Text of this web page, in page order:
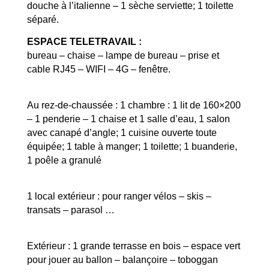
douche à l’italienne – 1 sèche serviette; 1 toilette
séparé.
ESPACE TELETRAVAIL :
bureau – chaise – lampe de bureau – prise et
cable RJ45 – WIFI – 4G – fenêtre.
Au rez-de-chaussée : 1 chambre : 1 lit de 160×200
– 1 penderie – 1 chaise et 1 salle d’eau, 1 salon
avec canapé d’angle; 1 cuisine ouverte toute
équipée; 1 table à manger; 1 toilette; 1 buanderie,
1 poêle a granulé
1 local extérieur : pour ranger vélos – skis –
transats – parasol …
Extérieur : 1 grande terrasse en bois – espace vert
pour jouer au ballon – balançoire – toboggan